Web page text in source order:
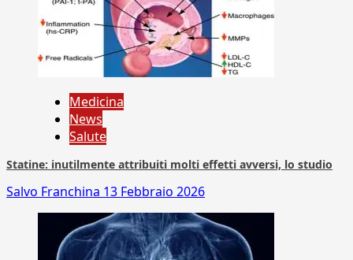
Medicina
News
Salute
Statine: inutilmente attribuiti molti effetti avversi, lo studio
Salvo Franchina 13 Febbraio 2026